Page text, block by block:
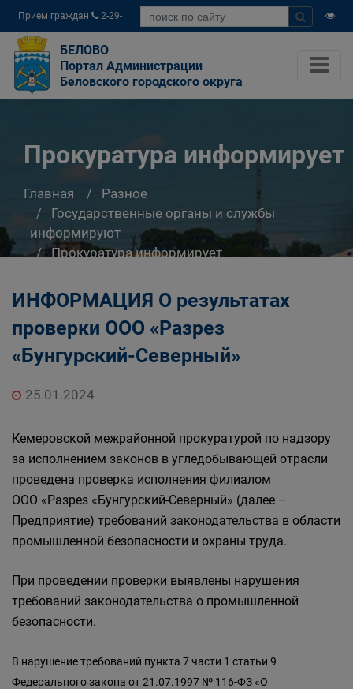
Прием граждан
2-29-
04
БЕЛОВО
Портал Администрации
Беловского городского округа
Прокуратура информирует
Главная
Разное
Государственные органы и службы
информируют
Прокуратура информирует
ИНФОРМАЦИЯ О результатах
проверки ООО «Разрез
«Бунгурский-Северный»
25.01.2024
Кемеровской межрайонной прокуратурой по надзору
за исполнением законов в угледобывающей отрасли
проведена проверка исполнения филиалом
ООО «Разрез «Бунгурский-Северный» (далее –
Предприятие) требований законодательства в области
промышленной безопасности и охраны труда.
При проведении проверки выявлены нарушения
требований законодательства о промышленной
безопасности.
В нарушение требований пункта 7 части 1 статьи 9
Федерального закона от 21.07.1997 № 116-ФЗ «О